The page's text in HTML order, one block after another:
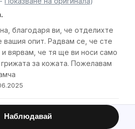
Наблюдавай
благодаря ви, че отделихте
вашия опит. Радвам се, че сте
вярвам, че тя ще ви носи само
за кожата. Пожелавам